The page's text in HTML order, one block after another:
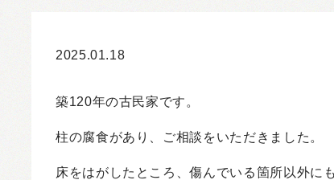
2025.01.18
築120年の古民家です。
柱の腐食があり、ご相談をいただきました。
床をはがしたところ、傷んでいる箇所以外に